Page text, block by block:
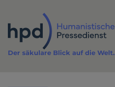
Inhalt
Der säkulare Blick auf die Welt.